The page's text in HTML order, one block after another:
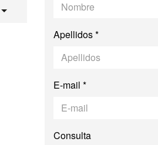
Apellidos *
E-mail *
Consulta